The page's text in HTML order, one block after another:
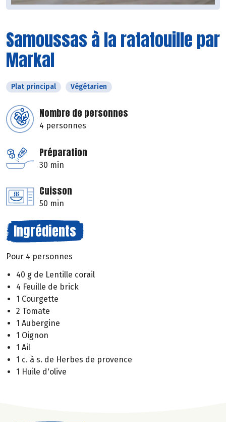
Samoussas à la ratatouille par
Markal
Plat principal Végétarien
Nombre de personnes
4 personnes
Préparation
30 min
Cuisson
50 min
Ingrédients
Pour 4 personnes
40 g de Lentille corail
4 Feuille de brick
1 Courgette
2 Tomate
1 Aubergine
1 Oignon
1 Ail
1 c. à s. de Herbes de provence
1 Huile d'olive